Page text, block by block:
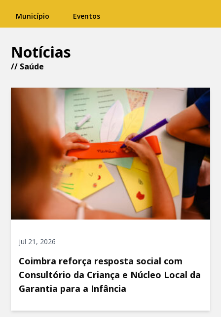
Município Eventos
Notícias
// Saúde
jul 21, 2026
Coimbra reforça resposta social com
Consultório da Criança e Núcleo Local da
Garantia para a Infância